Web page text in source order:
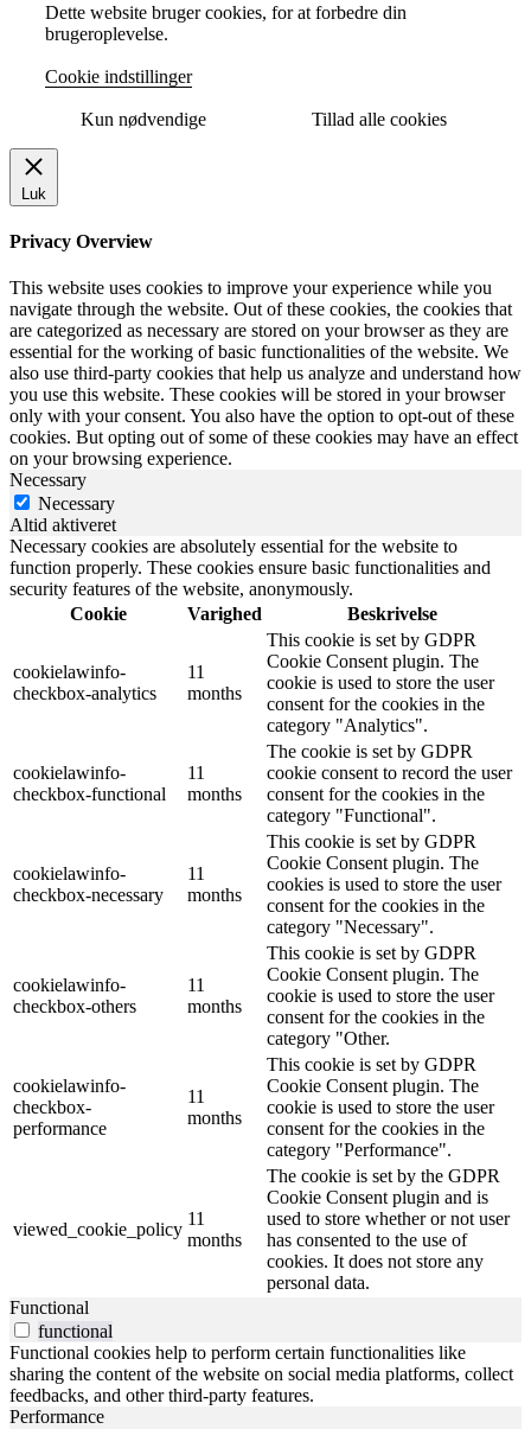
Dette website bruger cookies, for at forbedre din
brugeroplevelse.
Cookie indstillinger
Kun nødvendige Tillad alle cookies
Luk
Privacy Overview
This website uses cookies to improve your experience while you
navigate through the website. Out of these cookies, the cookies that
are categorized as necessary are stored on your browser as they are
essential for the working of basic functionalities of the website. We
also use third-party cookies that help us analyze and understand how
you use this website. These cookies will be stored in your browser
only with your consent. You also have the option to opt-out of these
cookies. But opting out of some of these cookies may have an effect
on your browsing experience.
Necessary
Necessary
Altid aktiveret
Necessary cookies are absolutely essential for the website to
function properly. These cookies ensure basic functionalities and
security features of the website, anonymously.
Cookie
Varighed Beskrivelse
cookielawinfo-
checkbox-analytics
11
months
This cookie is set by GDPR
Cookie Consent plugin. The
cookie is used to store the user
consent for the cookies in the
category "Analytics".
cookielawinfo-
checkbox-functional
11
months
The cookie is set by GDPR
cookie consent to record the user
consent for the cookies in the
category "Functional".
cookielawinfo-
checkbox-necessary
11
months
This cookie is set by GDPR
Cookie Consent plugin. The
cookies is used to store the user
consent for the cookies in the
category "Necessary".
cookielawinfo-
checkbox-others
11
months
This cookie is set by GDPR
Cookie Consent plugin. The
cookie is used to store the user
consent for the cookies in the
category "Other.
cookielawinfo-
checkbox-
performance
11
months
This cookie is set by GDPR
Cookie Consent plugin. The
cookie is used to store the user
consent for the cookies in the
category "Performance".
viewed_cookie_policy
11
months
The cookie is set by the GDPR
Cookie Consent plugin and is
used to store whether or not user
has consented to the use of
cookies. It does not store any
personal data.
Functional
functional
Functional cookies help to perform certain functionalities like
sharing the content of the website on social media platforms, collect
feedbacks, and other third-party features.
Performance